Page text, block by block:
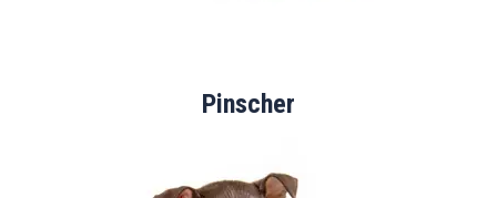
Pinscher